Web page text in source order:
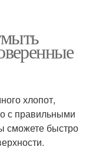
хлопот,
с правильными
сможете быстро